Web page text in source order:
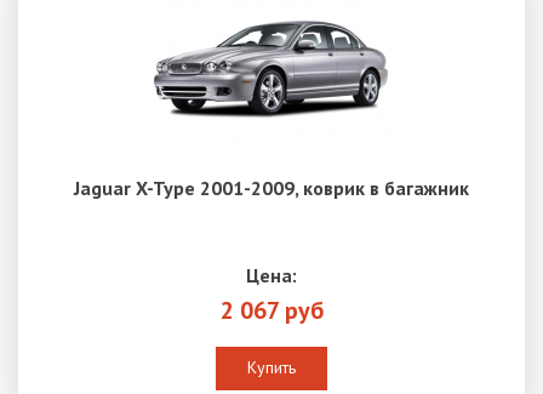
Jaguar X-Type 2001-2009, коврик в багажник
Цена:
2 067 руб
Купить